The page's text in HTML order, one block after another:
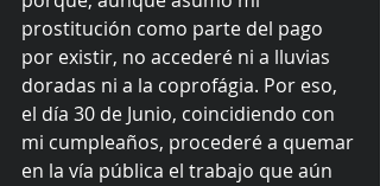
prostitución como parte del pago
por existir, no accederé ni a lluvias
doradas ni a la coprofágia. Por eso,
el día 30 de Junio, coincidiendo con
mi cumpleaños, procederé a quemar
en la vía pública el trabajo que aún